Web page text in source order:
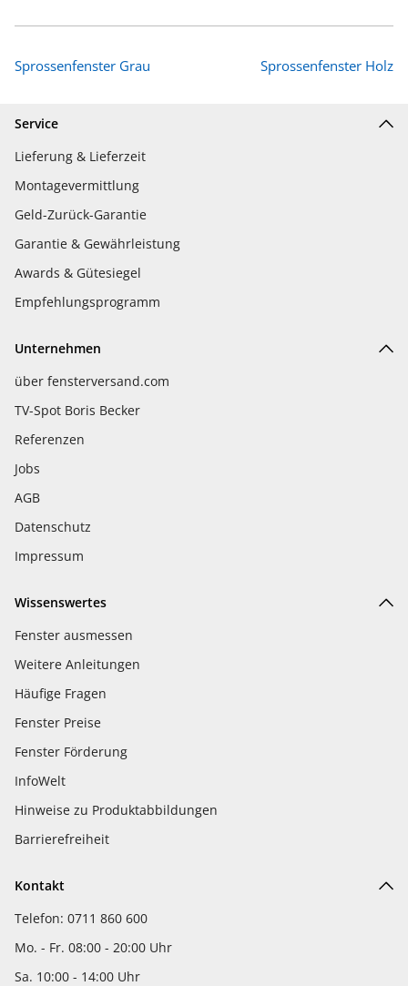
Sprossenfenster Grau Sprossenfenster Holz
Service
Lieferung & Lieferzeit
Montagevermittlung
Geld-Zurück-Garantie
Garantie & Gewährleistung
Awards & Gütesiegel
Empfehlungsprogramm
Unternehmen
über fensterversand.com
TV-Spot Boris Becker
Referenzen
Jobs
AGB
Datenschutz
Impressum
Wissenswertes
Fenster ausmessen
Weitere Anleitungen
Häufige Fragen
Fenster Preise
Fenster Förderung
InfoWelt
Hinweise zu Produktabbildungen
Barrierefreiheit
Kontakt
Telefon: 0711 860 600
Mo. - Fr. 08:00 - 20:00 Uhr
Sa. 10:00 - 14:00 Uhr